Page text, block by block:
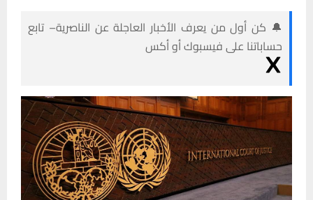
🔔 كن أول من يعرف الأخبار العاجلة عن الناصرية– تابع
حساباتنا على فيسبوك أو أكس